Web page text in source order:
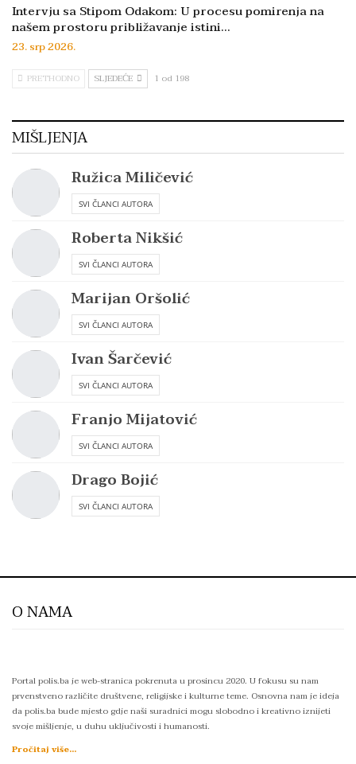
Intervju sa Stipom Odakom: U procesu pomirenja na
našem prostoru približavanje istini…
23. srp 2026.
PRETHODNO SLJEDEĆE 1 od 198
MIŠLJENJA
Ružica Miličević
SVI ČLANCI AUTORA
Roberta Nikšić
SVI ČLANCI AUTORA
Marijan Oršolić
SVI ČLANCI AUTORA
Ivan Šarčević
SVI ČLANCI AUTORA
Franjo Mijatović
SVI ČLANCI AUTORA
Drago Bojić
SVI ČLANCI AUTORA
O NAMA
Portal polis.ba je web-stranica pokrenuta u prosincu 2020. U fokusu su nam
prvenstveno različite društvene, religijske i kulturne teme. Osnovna nam je ideja
da polis.ba bude mjesto gdje naši suradnici mogu slobodno i kreativno iznijeti
svoje mišljenje, u duhu uključivosti i humanosti.
Pročitaj više...